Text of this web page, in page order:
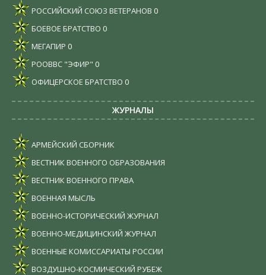
РОССИЙСКИЙ СОЮЗ ВЕТЕРАНОВ 0
БОЕВОЕ БРАТСТВО 0
МЕГАПИР 0
РООВВС "ЭФИР" 0
ОФИЦЕРСКОЕ БРАТСТВО 0
ЖУРНАЛЫ
АРМЕЙСКИЙ СБОРНИК
ВЕСТНИК ВОЕННОГО ОБРАЗОВАНИЯ
ВЕСТНИК ВОЕННОГО ПРАВА
ВОЕННАЯ МЫСЛЬ
ВОЕННО-ИСТОРИЧЕСКИЙ ЖУРНАЛ
ВОЕННО-МЕДИЦИНСКИЙ ЖУРНАЛ
ВОЕННЫЕ КОМИССАРИАТЫ РОССИИ
ВОЗДУШНО-КОСМИЧЕСКИЙ РУБЕЖ